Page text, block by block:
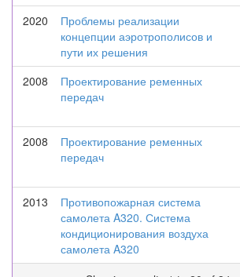
2020
Проблемы реализации
концепции аэротрополисов и
пути их решения
2008
Проектирование ременных
передач
2008
Проектирование ременных
передач
2013
Противопожарная система
самолета A320. Система
кондиционирования воздуха
самолета A320